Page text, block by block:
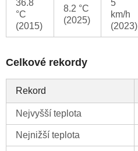
36.8
°C
(2015)
8.2 °C
(2025)
5
km/h
(2023)
Celkové rekordy
Rekord
Nejvyšší teplota
Nejnižší teplota